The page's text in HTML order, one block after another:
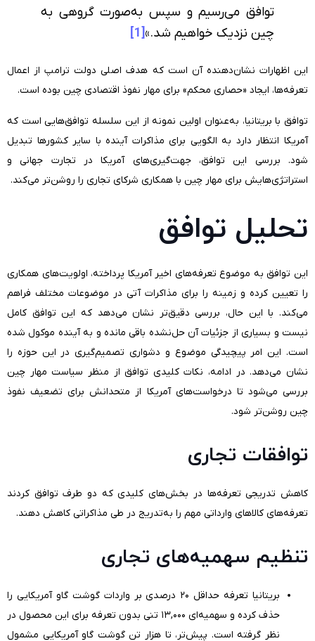
توافق می‌رسیم و سپس به‌صورت گروهی به
چین نزدیک خواهیم شد.»[1]
این اظهارات نشان‌دهنده آن است که هدف اصلی دولت ترامپ از اعمال
تعرفه‌ها، ایجاد «حصاری محکم» برای مهار نفوذ اقتصادی چین بوده است.
توافق با بریتانیا، به‌عنوان اولین نمونه از این سلسله توافق‌هایی است که
آمریکا انتظار دارد به الگویی برای مذاکرات آینده با سایر کشورها تبدیل
شود. بررسی این توافق، جهت‌گیری‌های آمریکا در تجارت جهانی و
استراتژی‌هایش برای مهار چین با همکاری شرکای تجاری را روشن‌تر می‌کند.
تحلیل توافق
این توافق به موضوع تعرفه‌های اخیر آمریکا پرداخته، اولویت‌های همکاری
را تعیین کرده و زمینه را برای مذاکرات آتی در موضوعات مختلف فراهم
می‌کند. با این حال، بررسی دقیق‌تر نشان می‌دهد که این توافق کامل
نیست و بسیاری از جزئیات آن حل‌نشده باقی مانده و به آینده موکول شده
است. این امر پیچیدگی موضوع و دشواری تصمیم‌گیری در این حوزه را
نشان می‌دهد. در ادامه، نکات کلیدی توافق از منظر سیاست مهار چین
بررسی می‌شود تا درخواست‌های آمریکا از متحدانش برای تضعیف نفوذ
چین روشن‌تر شود.
توافقات تجاری
کاهش تدریجی تعرفه‌ها در بخش‌های کلیدی که دو طرف توافق کردند
تعرفه‌های کالاهای وارداتی مهم را به‌تدریج در طی مذاکراتی کاهش دهند.
تنظیم سهمیه‌های تجاری
بریتانیا تعرفه حداقل ۲۰ درصدی بر واردات گوشت گاو آمریکایی را
حذف کرده و سهمیه‌ای ۱۳,۰۰۰ تنی بدون تعرفه برای این محصول در
نظر گرفته است. پیش‌تر، تا هزار تن گوشت گاو آمریکایی مشمول